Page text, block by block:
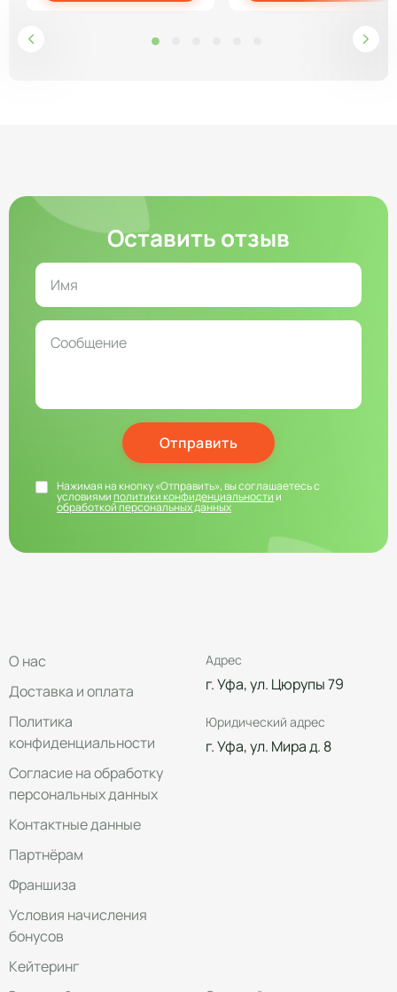
Оставить отзыв
Отправить
Нажимая на кнопку «Отправить», вы соглашаетесь с
условиямиполитики конфиденциальностии
обработкой персональных данных
О нас
Доставка и оплата
Политика
конфиденциальности
Согласие на обработку
персональных данных
Контактные данные
Партнёрам
Франшиза
Условия начисления
бонусов
Кейтеринг
Адрес
г. Уфа, ул. Цюрупы 79
Юридический адрес
г. Уфа, ул. Мира д. 8